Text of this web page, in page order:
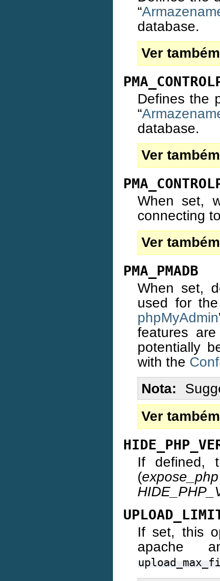
“
database.
Ver também
Defines the
“
database.
Ver também
When set,
connecting
Ver também
PMA_PMADB
When set,
used for
phpMyAdmin
features
potentially
with the
Nota
Ver também
If defined,
(
If set, this
apache